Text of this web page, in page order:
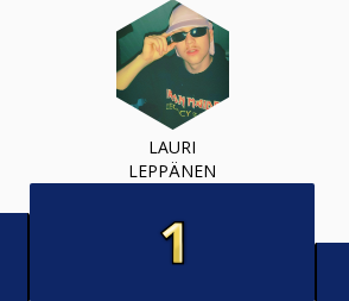
LAURI
LEPPÄNEN